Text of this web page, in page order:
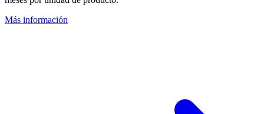
Más información